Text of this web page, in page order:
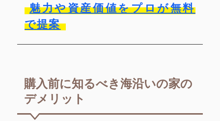
魅力や資産価値をプロが無料
で提案
購入前に知るべき海沿いの家の
デメリット